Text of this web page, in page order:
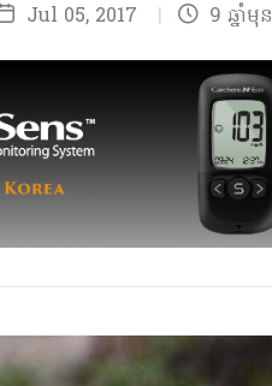
Jul 05, 2017 | 9 ឆ្នាំមុន